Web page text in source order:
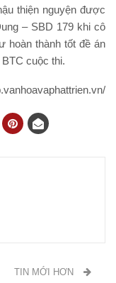
thiện nguyện được
– SBD 179 khi cô
hoàn thành tốt đề án
cuộc thi.
TIN MỚI HƠN